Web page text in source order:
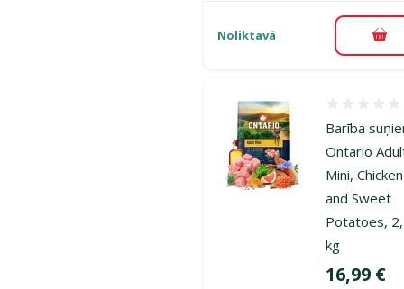
Noliktavā
Barība
Ontario
Mini, Chicken
and Sweet
Potatoes,
kg
Cena
16,99 €